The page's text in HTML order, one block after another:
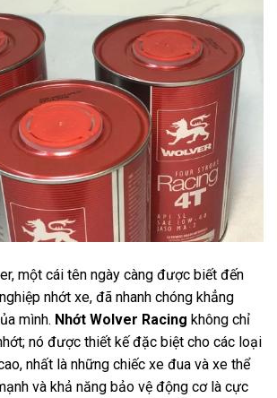
một cái tên ngày càng được biết đến
nhớt xe, đã nhanh chóng khẳng
mình. Nhớt Wolver Racing không chỉ
nó được thiết kế đặc biệt cho các loại
nhất là những chiếc xe đua và xe thể
và khả năng bảo vệ động cơ là cực